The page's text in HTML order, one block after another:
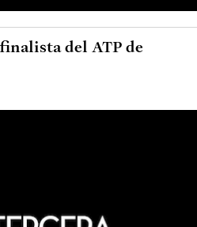
del ATP de